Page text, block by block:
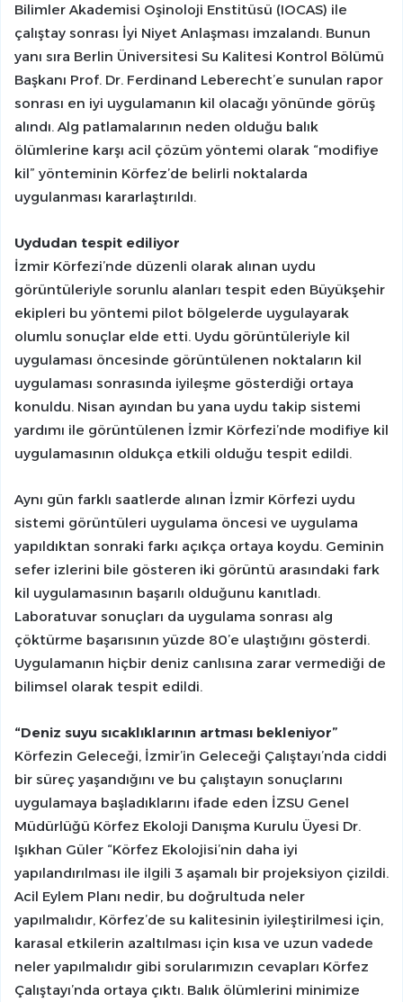
Bilimler Akademisi Oşinoloji Enstitüsü (IOCAS) ile
çalıştay sonrası İyi Niyet Anlaşması imzalandı. Bunun
yanı sıra Berlin Üniversitesi Su Kalitesi Kontrol Bölümü
Başkanı Prof. Dr. Ferdinand Leberecht’e sunulan rapor
sonrası en iyi uygulamanın kil olacağı yönünde görüş
alındı. Alg patlamalarının neden olduğu balık
ölümlerine karşı acil çözüm yöntemi olarak “modifiye
kil” yönteminin Körfez’de belirli noktalarda
uygulanması kararlaştırıldı.
Uydudan tespit ediliyor
İzmir Körfezi’nde düzenli olarak alınan uydu
görüntüleriyle sorunlu alanları tespit eden Büyükşehir
ekipleri bu yöntemi pilot bölgelerde uygulayarak
olumlu sonuçlar elde etti. Uydu görüntüleriyle kil
uygulaması öncesinde görüntülenen noktaların kil
uygulaması sonrasında iyileşme gösterdiği ortaya
konuldu. Nisan ayından bu yana uydu takip sistemi
yardımı ile görüntülenen İzmir Körfezi’nde modifiye kil
uygulamasının oldukça etkili olduğu tespit edildi.
Aynı gün farklı saatlerde alınan İzmir Körfezi uydu
sistemi görüntüleri uygulama öncesi ve uygulama
yapıldıktan sonraki farkı açıkça ortaya koydu. Geminin
sefer izlerini bile gösteren iki görüntü arasındaki fark
kil uygulamasının başarılı olduğunu kanıtladı.
Laboratuvar sonuçları da uygulama sonrası alg
çöktürme başarısının yüzde 80’e ulaştığını gösterdi.
Uygulamanın hiçbir deniz canlısına zarar vermediği de
bilimsel olarak tespit edildi.
“Deniz suyu sıcaklıklarının artması bekleniyor”
Körfezin Geleceği, İzmir’in Geleceği Çalıştayı’nda ciddi
bir süreç yaşandığını ve bu çalıştayın sonuçlarını
uygulamaya başladıklarını ifade eden İZSU Genel
Müdürlüğü Körfez Ekoloji Danışma Kurulu Üyesi Dr.
Işıkhan Güler “Körfez Ekolojisi’nin daha iyi
yapılandırılması ile ilgili 3 aşamalı bir projeksiyon çizildi.
Acil Eylem Planı nedir, bu doğrultuda neler
yapılmalıdır, Körfez’de su kalitesinin iyileştirilmesi için,
karasal etkilerin azaltılması için kısa ve uzun vadede
neler yapılmalıdır gibi sorularımızın cevapları Körfez
Çalıştayı’nda ortaya çıktı. Balık ölümlerini minimize